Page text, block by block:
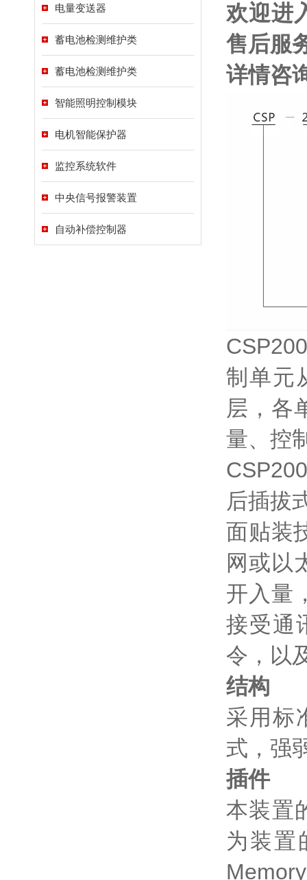
电量变送器
蓄电池检测维护类
蓄电池检测维护类
智能照明控制模块
电机智能保护器
监控系统软件
中央信号报警装置
自动补偿控制器
欢迎进
售后服
详情咨
制单元
层，各
量、控
后插拔
面贴装
网或以
开入量
接受通
令，以
结构
采用标
式，强
插件
本装置
为装置